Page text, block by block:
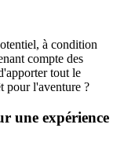
à condition
compte des
tout le
pour l'aventure ?
une expérience